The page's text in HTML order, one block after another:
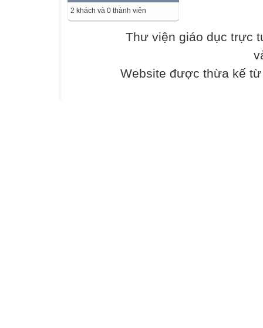
2 khách và 0 thành viên
Thư viện giáo dục trực
Website được thừa kế